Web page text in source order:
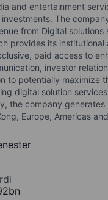
and entertainment
The
from Digital solutions
provides its institutional
paid access to
investor
to potentially maximize
digital solution
the company generates
Europe, Americas